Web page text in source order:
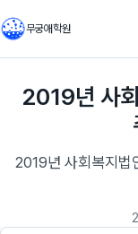
무궁애학원
2019년 사
2019년 사회복지법